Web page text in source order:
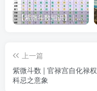
【紫微斗数知识】 | “庙旺得利平不陷”的含义
上一篇
紫微斗数 | 官禄宫自化禄权
科忌之意象